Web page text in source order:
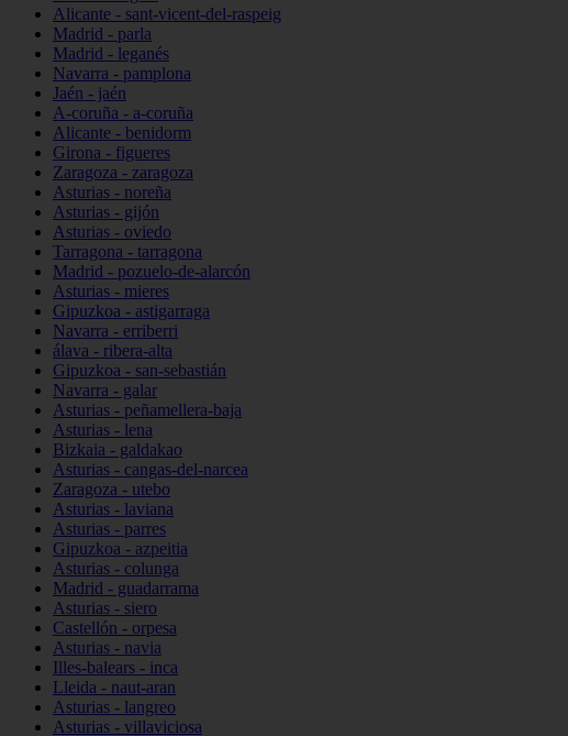
Alicante - sant-vicent-del-raspeig
Madrid - parla
Madrid - leganés
Navarra - pamplona
Jaén - jaén
A-coruña - a-coruña
Alicante - benidorm
Girona - figueres
Zaragoza - zaragoza
Asturias - noreña
Asturias - gijón
Asturias - oviedo
Tarragona - tarragona
Madrid - pozuelo-de-alarcón
Asturias - mieres
Gipuzkoa - astigarraga
Navarra - erriberri
álava - ribera-alta
Gipuzkoa - san-sebastián
Navarra - galar
Asturias - peñamellera-baja
Asturias - lena
Bizkaia - galdakao
Asturias - cangas-del-narcea
Zaragoza - utebo
Asturias - laviana
Asturias - parres
Gipuzkoa - azpeitia
Asturias - colunga
Madrid - guadarrama
Asturias - siero
Castellón - orpesa
Asturias - navia
Illes-balears - inca
Lleida - naut-aran
Asturias - langreo
Asturias - villaviciosa